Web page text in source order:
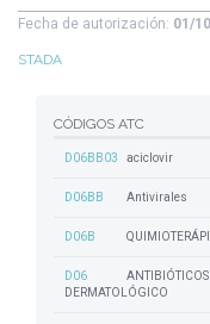
Fecha de autorización: 01/
STADA
CÓDIGOS ATC
D06BB03 aciclovir
D06BB Antivirales
D06B
D06
ANTIBIÓTICOS
DERMATOLÓGICO